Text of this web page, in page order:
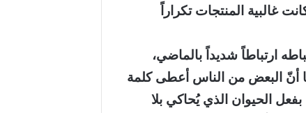
غالبية المنتجات تكراراً
ارتباطاً شديداً بالماضي،
أنّ البعض من الناس أعطى كلمة
بفعل الحيوان الذي يُحاكي بلا